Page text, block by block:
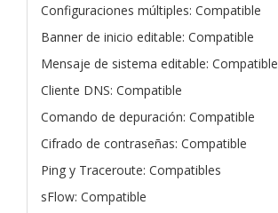
Configuraciones múltiples: Compatible
Banner de inicio editable: Compatible
Mensaje de sistema editable: Compatible
Cliente DNS: Compatible
Comando de depuración: Compatible
Cifrado de contraseñas: Compatible
Ping y Traceroute: Compatibles
sFlow: Compatible